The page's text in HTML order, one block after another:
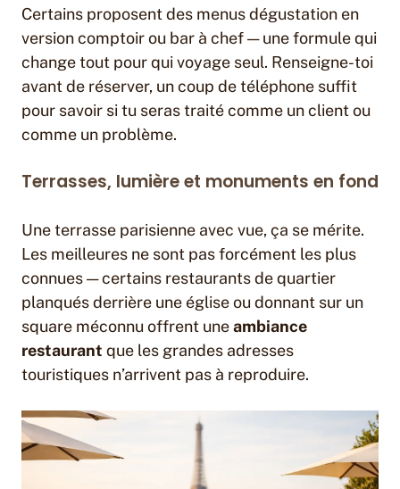
Certains proposent des menus dégustation en
version comptoir ou bar à chef — une formule qui
change tout pour qui voyage seul. Renseigne-toi
avant de réserver, un coup de téléphone suffit
pour savoir si tu seras traité comme un client ou
comme un problème.
Terrasses, lumière et monuments en fond
Une terrasse parisienne avec vue, ça se mérite.
Les meilleures ne sont pas forcément les plus
connues — certains restaurants de quartier
planqués derrière une église ou donnant sur un
square méconnu offrent uneambiance
restaurant que les grandes adresses
touristiques n’arrivent pas à reproduire.